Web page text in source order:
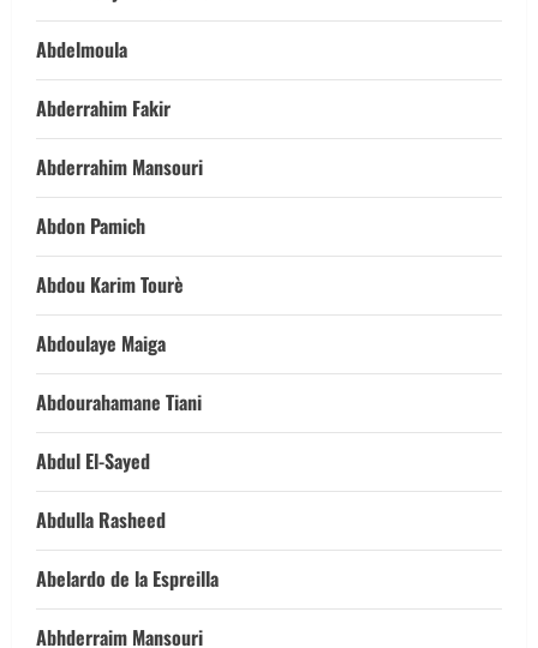
Abdelmoula
Abderrahim Fakir
Abderrahim Mansouri
Abdon Pamich
Abdou Karim Tourè
Abdoulaye Maiga
Abdourahamane Tiani
Abdul El-Sayed
Abdulla Rasheed
Abelardo de la Espreilla
Abhderraim Mansouri